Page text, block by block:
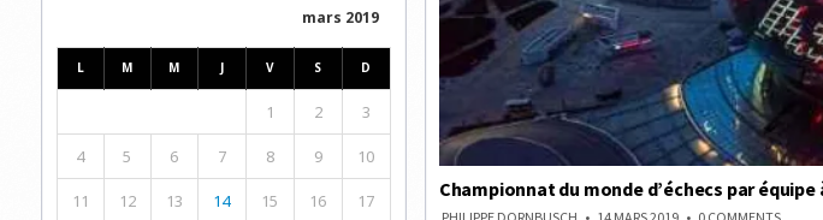
Championnat du monde d’échecs par équipe
ON
mars 2019
L M M J V S D
1 2 3
4 5 6 7 8 9 10
11 12 13 14 15 16 17